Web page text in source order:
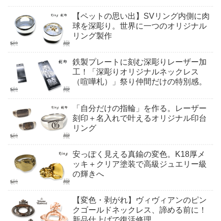
【ペットの思い出】SVリング内側に肉
球を深彫り。世界に一つのオリジナル
リング製作
鉄製プレートに刻む深彫りレーザー加
工！「深彫りオリジナルネックレス
（喧嘩札）」祭り仲間だけの特別感。
「自分だけの指輪」を作る。レーザー
刻印＋名入れで叶えるオリジナル印台
リング
安っぽく見える真鍮の変色。K18厚メ
ッキ＋クリア塗装で高級ジュエリー級
の輝きへ
【変色・剥がれ】ヴィヴィアンのピン
クゴールドネックレス、諦める前に！